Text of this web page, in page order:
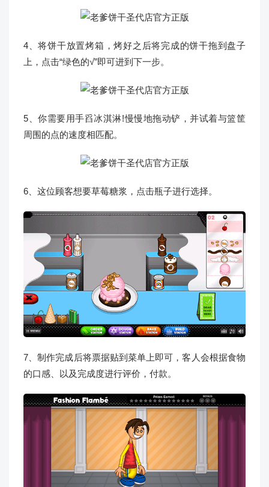
4、将饼干放置烤箱，烤好之后将完成的饼干拖到盘子
上，点击“绿色的√”即可进到下一步。
5、你需要用手舀冰淇淋!慢慢地拖动铲，并试着与篮筐
周围的点的速度相匹配。
6、这位顾客想要草莓糖浆，点击瓶子进行选择。
7、制作完成后将票据贴到菜单上即可，客人会根据食物
的口感、以及完成度进行评价，付款。